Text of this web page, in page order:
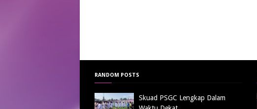
RANDOM POSTS
Skuad PSGC Lengkap Dalam